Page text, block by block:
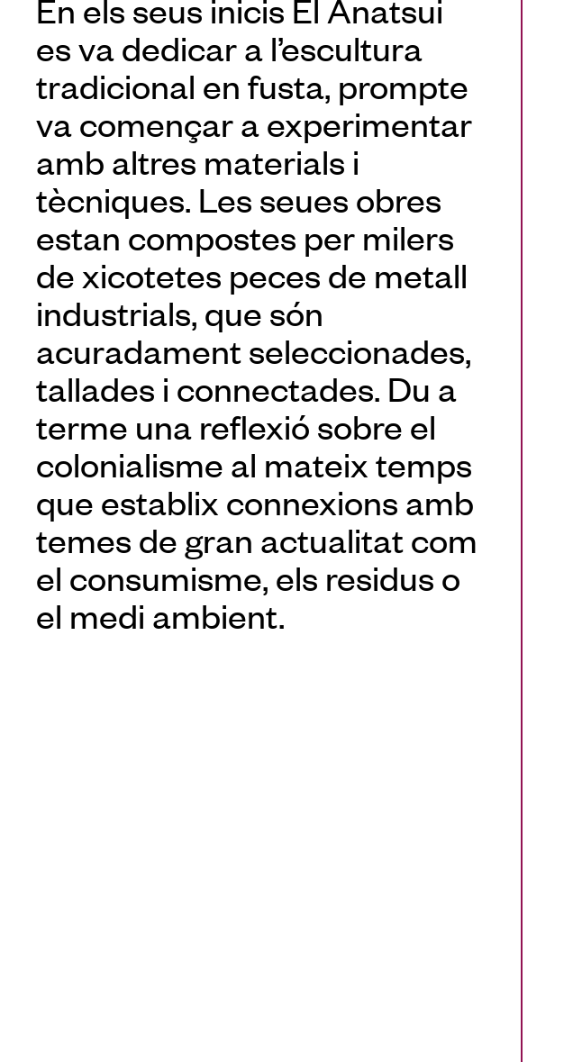
En els seus inicis El Anatsui
es va dedicar a l’escultura
tradicional en fusta, prompte
va començar a experimentar
amb altres materials i
tècniques. Les seues obres
estan compostes per milers
de xicotetes peces de metall
industrials, que són
acuradament seleccionades,
tallades i connectades. Du a
terme una reflexió sobre el
colonialisme al mateix temps
que establix connexions amb
temes de gran actualitat com
el consumisme, els residus o
el medi ambient.